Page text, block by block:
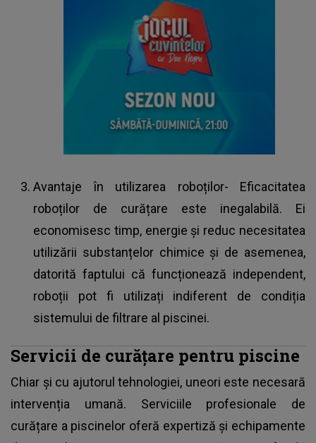
Avantaje în utilizarea roboților- Eficacitatea
roboților de curățare este inegalabilă. Ei
economisesc timp, energie și reduc necesitatea
utilizării substanțelor chimice și de asemenea,
datorită faptului că funcționează independent,
roboții pot fi utilizați indiferent de condiția
sistemului de filtrare al piscinei.
Servicii de curățare pentru piscine
Chiar și cu ajutorul tehnologiei, uneori este necesară
intervenția umană. Serviciile profesionale de
curățare a piscinelor oferă expertiză și echipamente